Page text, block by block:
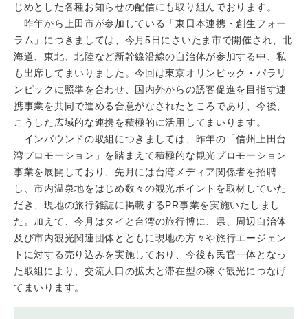
じめとした各種お知らせの配信にも取り組んでおります。
昨年から上田市が参加している「東日本連携・創生フォー
ラム」につきましては、今月5日にさいたま市で開催され、北
海道、東北、北陸など新幹線沿線の自治体が参加する中、私
も出席してまいりました。今回は東京オリンピック・パラリ
ンピックに照準を合わせ、国内外からの誘客促進を目指す連
携事業を共同で進める合意がなされたところであり、今後、
こうした広域的な連携を積極的に活用してまいります。
インバウンドの取組につきましては、昨年の「信州上田台
湾プロモーション」を踏まえて積極的な観光プロモーション
事業を展開しており、先月には台湾メディア関係者を招聘
し、市内温泉地をはじめ数々の観光ポイントを取材していた
だき、現地の旅行雑誌に掲載するPR事業を実施いたしまし
た。加えて、今月はタイと台湾の旅行博に、県、周辺自治体
及び市内観光関連団体とともに現地の方々や旅行エージェン
トに対する売り込みを実施しており、今後も民官一体となっ
た取組により、交流人口の拡大と滞在型の稼ぐ観光につなげ
てまいります。